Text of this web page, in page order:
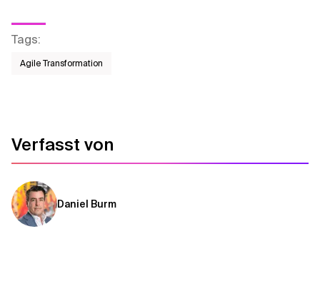
Tags:
Agile Transformation
Verfasst von
Daniel Burm